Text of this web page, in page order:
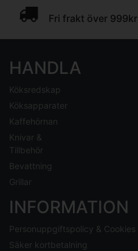
Fri frakt över 999kr
HANDLA
Köksredskap
Köksapparater
Kaffehörnan
Knivar &
Tillbehör
Bevattning
Grillar
INFORMATION
Personuppgiftspolicy & Cookies
Säker kortbetalning